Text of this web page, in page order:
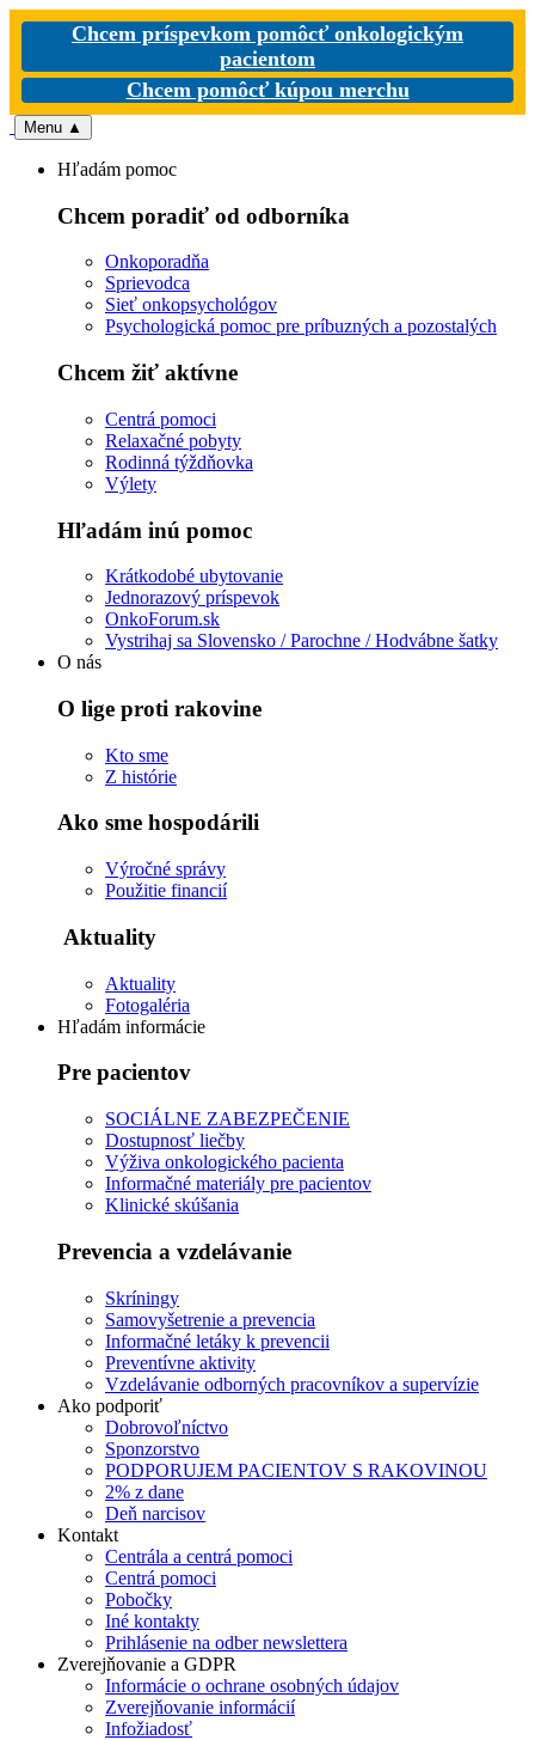
Chcem príspevkom pomôcť onkologickým
pacientom
Chcem pomôcť kúpou merchu
Menu ▲
Hľadám pomoc
Chcem poradiť od odborníka
Onkoporadňa
Sprievodca
Sieť onkopsychológov
Psychologická pomoc pre príbuzných a pozostalých
Chcem žiť aktívne
Centrá pomoci
Relaxačné pobyty
Rodinná týždňovka
Výlety
Hľadám inú pomoc
Krátkodobé ubytovanie
Jednorazový príspevok
OnkoForum.sk
Vystrihaj sa Slovensko / Parochne / Hodvábne šatky
O nás
O lige proti rakovine
Kto sme
Z histórie
Ako sme hospodárili
Výročné správy
Použitie financií
Aktuality
Aktuality
Fotogaléria
Hľadám informácie
Pre pacientov
SOCIÁLNE ZABEZPEČENIE
Dostupnosť liečby
Výživa onkologického pacienta
Informačné materiály pre pacientov
Klinické skúšania
Prevencia a vzdelávanie
Skríningy
Samovyšetrenie a prevencia
Informačné letáky k prevencii
Preventívne aktivity
Vzdelávanie odborných pracovníkov a supervízie
Ako podporiť
Dobrovoľníctvo
Sponzorstvo
PODPORUJEM PACIENTOV S RAKOVINOU
2% z dane
Deň narcisov
Kontakt
Centrála a centrá pomoci
Centrá pomoci
Pobočky
Iné kontakty
Prihlásenie na odber newslettera
Zverejňovanie a GDPR
Informácie o ochrane osobných údajov
Zverejňovanie informácií
Infožiadosť